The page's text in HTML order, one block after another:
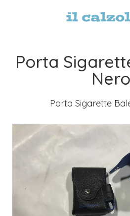
Porta
Nero
Porta Sigarette